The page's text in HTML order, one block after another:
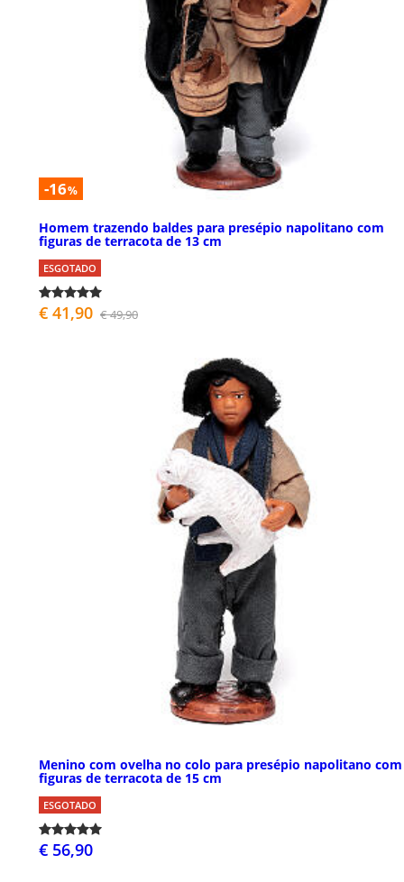
-16%
Homem trazendo baldes para presépio napolitano com
figuras de terracota de 13 cm
ESGOTADO
€ 41,90 € 49,90
Menino com ovelha no colo para presépio napolitano com
figuras de terracota de 15 cm
ESGOTADO
€ 56,90